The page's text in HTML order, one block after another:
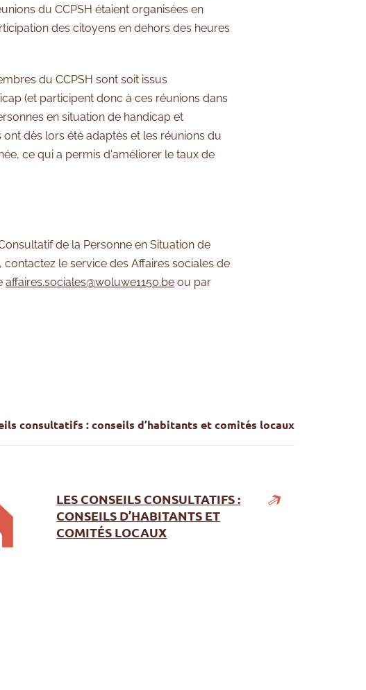
du CCPSH étaient organisées en
des citoyens en dehors des heures
du CCPSH sont soit issus
(et participent donc à ces réunions dans
en situation de handicap et
dès lors été adaptés et les réunions du
ce qui a permis d'améliorer le taux de
de la Personne en Situation de
le service des Affaires sociales de
affaires.sociales@woluwe1150.be ou par
consultatifs : conseils d’habitants et comités locaux
LES CONSEILS CONSULTATIFS :
CONSEILS D’HABITANTS ET
COMITÉS LOCAUX